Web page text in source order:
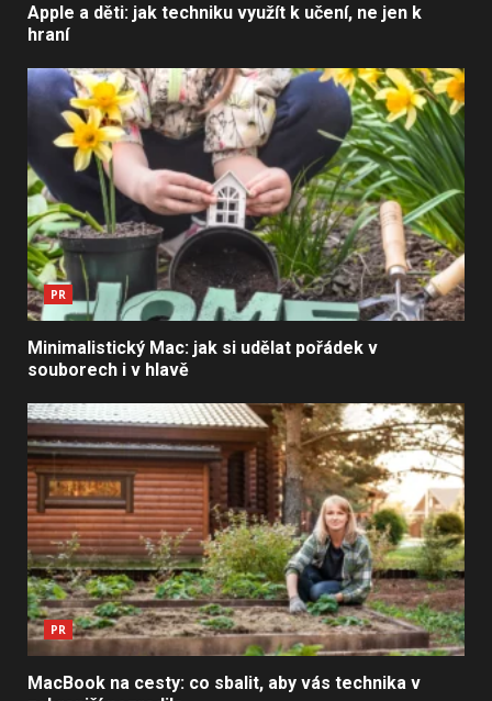
Apple a děti: jak techniku využít k učení, ne jen k
hraní
PR
Minimalistický Mac: jak si udělat pořádek v
souborech i v hlavě
PR
MacBook na cesty: co sbalit, aby vás technika v